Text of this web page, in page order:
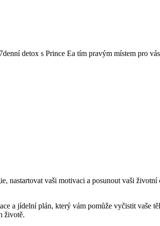
detox s Prince Ea tím pravým místem pro
vaši motivaci a posunout vaši
a jídelní plán, který vám pomůže vyčistit vaše
životě.